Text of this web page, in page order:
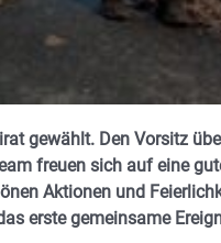
gewählt. Den Vorsitz
freuen sich auf eine
Aktionen und
erste gemeinsame